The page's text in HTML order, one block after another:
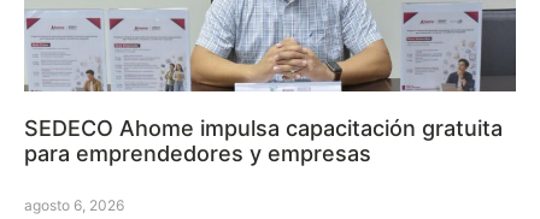
SEDECO Ahome impulsa capacitación gratuita
para emprendedores y empresas
agosto 6, 2026